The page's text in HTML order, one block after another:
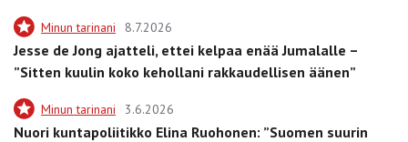
Minun tarinani 8.7.2026
Jesse de Jong ajatteli, ettei kelpaa enää Jumalalle –
”Sitten kuulin koko kehollani rakkaudellisen äänen”
Minun tarinani 3.6.2026
Nuori kuntapoliitikko Elina Ruohonen: ”Suomen suurin